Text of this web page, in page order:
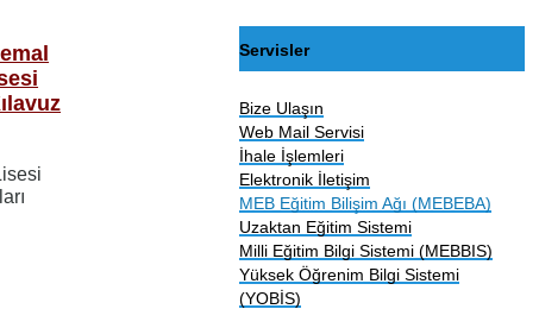
Servisler
Bize Ulaşın
Web Mail Servisi
İhale İşlemleri
Elektronik İletişim
MEB Eğitim Bilişim Ağı (MEBEBA)
Uzaktan Eğitim Sistemi
Milli Eğitim Bilgi Sistemi (MEBBIS)
Yüksek Öğrenim Bilgi Sistemi
(YOBİS)